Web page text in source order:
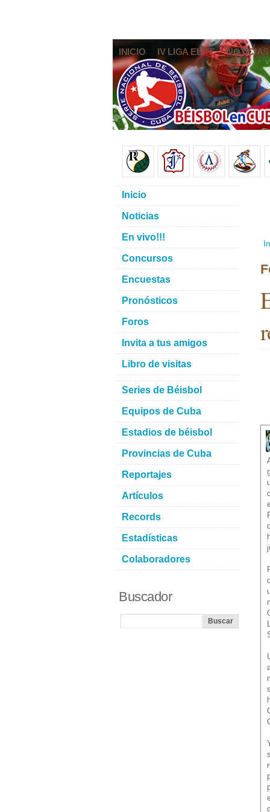
INICIO IV LIGA ELITE NOTICIAS
Inicio
Noticias
En vivo!!!
Concursos
Encuestas
Pronósticos
Foros
Invita a tus amigos
Libro de visitas
Series de Béisbol
Equipos de Cuba
Estadios de béisbol
Provincias de Cuba
Reportajes
Artículos
Records
Estadísticas
Colaboradores
Buscador